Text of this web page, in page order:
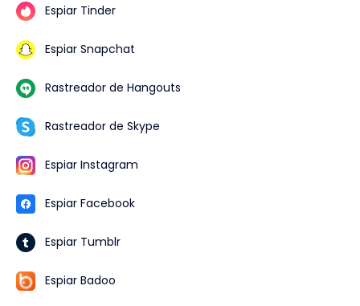
Espiar Tinder
Espiar Snapchat
Rastreador de Hangouts
Rastreador de Skype
Espiar Instagram
Espiar Facebook
Espiar Tumblr
Espiar Badoo